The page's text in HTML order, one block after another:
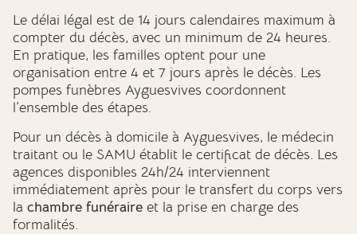
Le délai légal est de 14 jours calendaires maximum à
compter du décès, avec un minimum de 24 heures.
En pratique, les familles optent pour une
organisation entre 4 et 7 jours après le décès. Les
pompes funèbres Ayguesvives coordonnent
l’ensemble des étapes.
Pour un décès à domicile à Ayguesvives, le médecin
traitant ou le SAMU établit le certificat de décès. Les
agences disponibles 24h/24 interviennent
immédiatement après pour le transfert du corps vers
la chambre funéraire et la prise en charge des
formalités.